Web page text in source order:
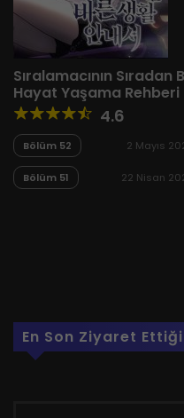
Sıralamacının Sıradan
Hayat Yaşama Rehberi
4.6
Bölüm 52 2 Mayıs
Bölüm 51 22 Nisan
En Son Ziyaret